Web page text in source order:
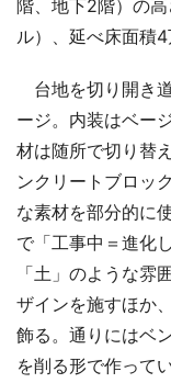
階、地下2階）の高
ル）、延べ床面積4
台地を切り開き
ージ。内装はベー
材は随所で切り替
ンクリートブロッ
な素材を部分的に
で「工事中＝進化
「土」のような雰
ザインを施すほか
飾る。通りにはベ
を削る形で作ってい